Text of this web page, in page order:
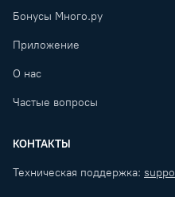
Бонусы Много.ру
Приложение
О нас
Частые вопросы
КОНТАКТЫ
Техническая поддержка: